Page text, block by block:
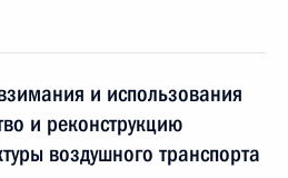
и использования
и реконструкцию
воздушного транспорта